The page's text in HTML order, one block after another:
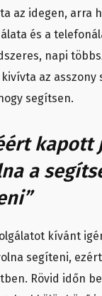
az idegen, arra
és a
napi
az asszony
segítsen.
kapott
a
kívánt
segíteni,
Rövid időn